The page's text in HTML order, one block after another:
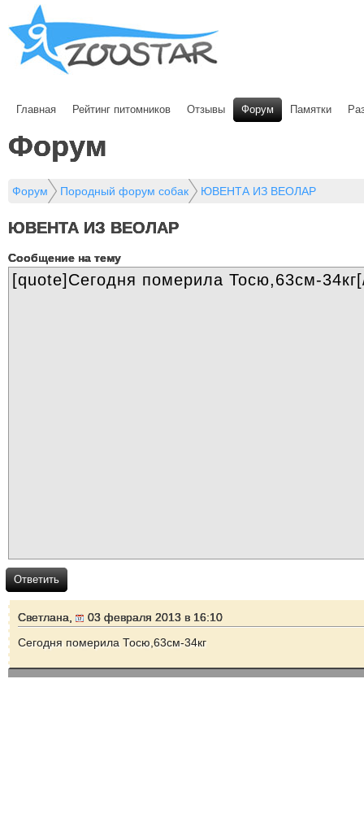
Главная Рейтинг питомников Отзывы Форум Памятки
Форум
Форум Породный форум собак ЮВЕНТА ИЗ ВЕОЛАР
ЮВЕНТА ИЗ ВЕОЛАР
Cообщение на тему
Ответить
Светлана,
03 февраля 2013 в 16:10
Сегодня померила Тосю,63см-34кг